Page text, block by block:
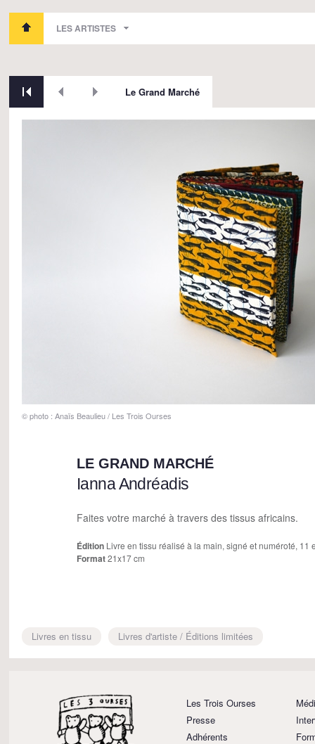
LES ARTISTES
Le Grand Marché
© photo : Anaïs Beaulieu / Les Trois Ourses
LE GRAND MARCHÉ
Ianna Andréadis
Faites votre marché à travers des tissus africains.
Édition Livre en tissu réalisé à la main, signé et numéroté, 11
Format21x17 cm
Livres en tissu Livres d'artiste / Éditions limitées
Les Trois Ourses
Presse
Adhérents